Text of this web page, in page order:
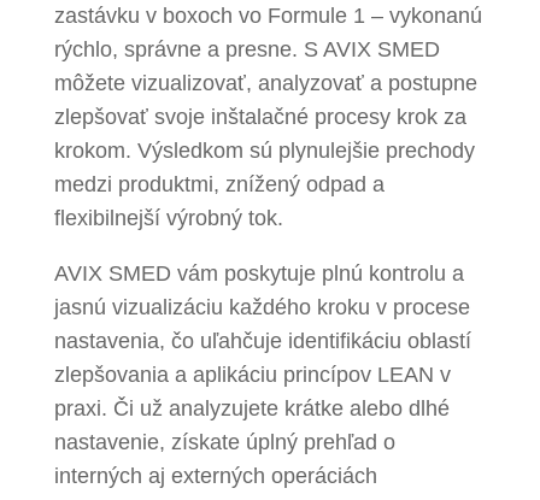
zastávku v boxoch vo Formule 1 – vykonanú
rýchlo, správne a presne. S AVIX SMED
môžete vizualizovať, analyzovať a postupne
zlepšovať svoje inštalačné procesy krok za
krokom. Výsledkom sú plynulejšie prechody
medzi produktmi, znížený odpad a
flexibilnejší výrobný tok.
AVIX SMED vám poskytuje plnú kontrolu a
jasnú vizualizáciu každého kroku v procese
nastavenia, čo uľahčuje identifikáciu oblastí
zlepšovania a aplikáciu princípov LEAN v
praxi. Či už analyzujete krátke alebo dlhé
nastavenie, získate úplný prehľad o
interných aj externých operáciách